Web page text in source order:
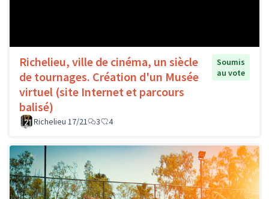
Richelieu, ville de cinéma, un siècle
de tournages. Création d'un Musée
virtuel (site Internet et parcours
balisé)
Soumis
au vote
Richelieu 17/21 3 4